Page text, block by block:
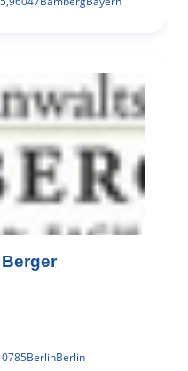
BerlinBerlin